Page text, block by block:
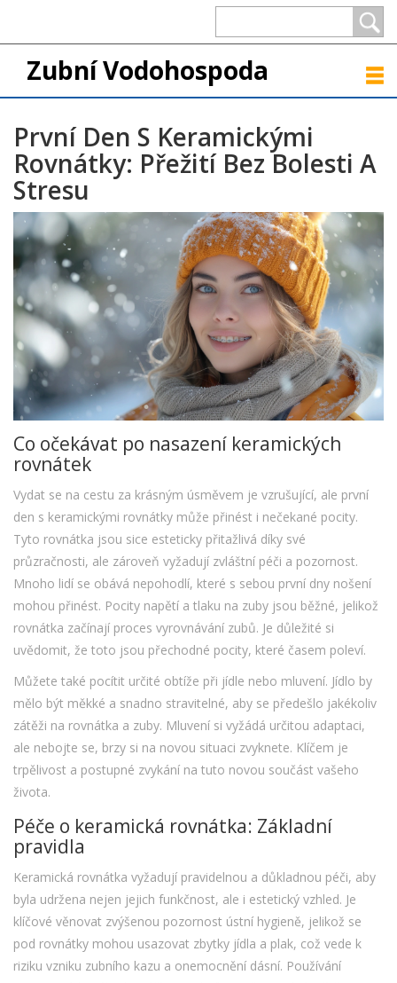
Zubní Vodohospoda
První Den S Keramickými
Rovnátky: Přežití Bez Bolesti A
Stresu
Co očekávat po nasazení keramických
rovnátek
Vydat se na cestu za krásným úsměvem je vzrušující, ale první
den s keramickými rovnátky může přinést i nečekané pocity.
Tyto rovnátka jsou sice esteticky přitažlivá díky své
průzračnosti, ale zároveň vyžadují zvláštní péči a pozornost.
Mnoho lidí se obává nepohodlí, které s sebou první dny nošení
mohou přinést. Pocity napětí a tlaku na zuby jsou běžné, jelikož
rovnátka začínají proces vyrovnávání zubů. Je důležité si
uvědomit, že toto jsou přechodné pocity, které časem poleví.
Můžete také pocítit určité obtíže při jídle nebo mluvení. Jídlo by
mělo být měkké a snadno stravitelné, aby se předešlo jakékoliv
zátěži na rovnátka a zuby. Mluvení si vyžádá určitou adaptaci,
ale nebojte se, brzy si na novou situaci zvyknete. Klíčem je
trpělivost a postupné zvykání na tuto novou součást vašeho
života.
Péče o keramická rovnátka: Základní
pravidla
Keramická rovnátka vyžadují pravidelnou a důkladnou péči, aby
byla udržena nejen jejich funkčnost, ale i estetický vzhled. Je
klíčové věnovat zvýšenou pozornost ústní hygieně, jelikož se
pod rovnátky mohou usazovat zbytky jídla a plak, což vede k
riziku vzniku zubního kazu a onemocnění dásní. Používání